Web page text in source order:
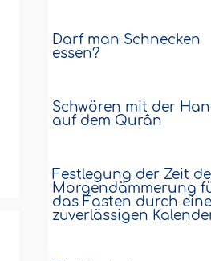
Darf man Schnecken
essen?
Schwören mit der
auf dem Qurân
Festlegung der Zeit
Morgendämmerung
das Fasten durch
zuverlässigen